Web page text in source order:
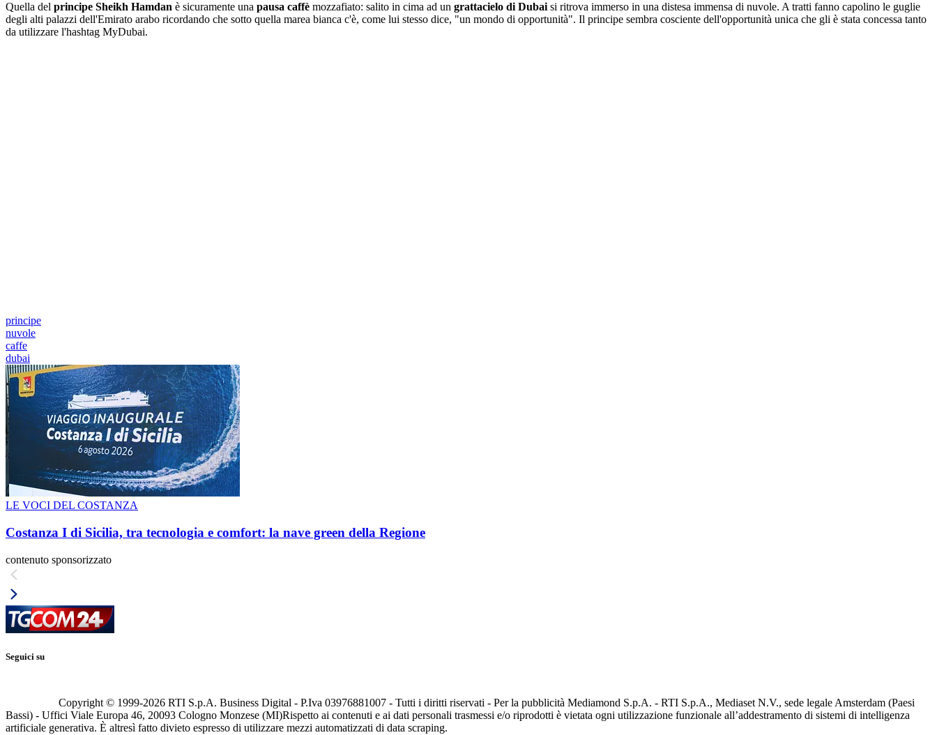
Quella del principe Sheikh Hamdan è sicuramente una pausa caffè mozzafiato: salito in cima ad un grattacielo di Dubai si ritrova immerso in una distesa immensa di nuvole. A tratti fanno capolino le guglie
degli alti palazzi dell'Emirato arabo ricordando che sotto quella marea bianca c'è, come lui stesso dice, "un mondo di opportunità". Il principe sembra cosciente dell'opportunità unica che gli è stata concessa tanto
da utilizzare l'hashtag MyDubai.
principe
nuvole
caffe
dubai
LE VOCI DEL COSTANZA
Costanza I di Sicilia, tra tecnologia e comfort: la nave green della Regione
contenuto sponsorizzato
Seguici su
Copyright © 1999-2026 RTI S.p.A. Business Digital - P.Iva 03976881007 - Tutti i diritti riservati - Per la pubblicità Mediamond S.p.A. - RTI S.p.A., Mediaset N.V., sede legale Amsterdam (Paesi
Bassi) - Uffici Viale Europa 46, 20093 Cologno Monzese (MI)Rispetto ai contenuti e ai dati personali trasmessi e/o riprodotti è vietata ogni utilizzazione funzionale all’addestramento di sistemi di intelligenza
artificiale generativa. È altresì fatto divieto espresso di utilizzare mezzi automatizzati di data scraping.